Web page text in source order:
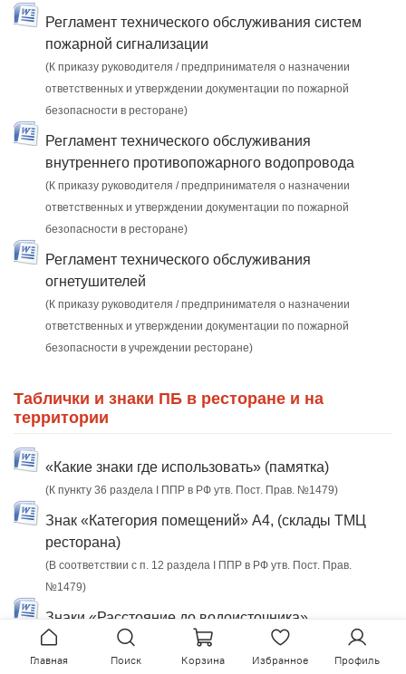
Регламент технического обслуживания систем
пожарной сигнализации
(К приказу руководителя / предпринимателя о назначении
ответственных и утверждении документации по пожарной
безопасности в ресторане)
Регламент технического обслуживания
внутреннего противопожарного водопровода
(К приказу руководителя / предпринимателя о назначении
ответственных и утверждении документации по пожарной
безопасности в ресторане)
Регламент технического обслуживания
огнетушителей
(К приказу руководителя / предпринимателя о назначении
ответственных и утверждении документации по пожарной
безопасности в учреждении ресторане)
Таблички и знаки ПБ в ресторане и на
территории
«Какие знаки где использовать» (памятка)
(К пункту 36 раздела I ППР в РФ утв. Пост. Прав. №1479)
Знак «Категория помещений» А4, (склады ТМЦ
ресторана)
(В соответствии с п. 12 раздела I ППР в РФ утв. Пост. Прав.
№1479)
Знаки «Расстояние до водоисточника»,
«Расстояние до пожарного гидранта» территория
ресторана
Главная Поиск Корзина Избранное Профиль